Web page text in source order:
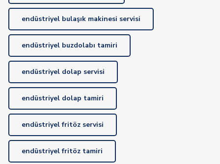
endüstriyel bulaşık makinesi servisi
endüstriyel buzdolabı tamiri
endüstriyel dolap servisi
endüstriyel dolap tamiri
endüstriyel fritöz servisi
endüstriyel fritöz tamiri